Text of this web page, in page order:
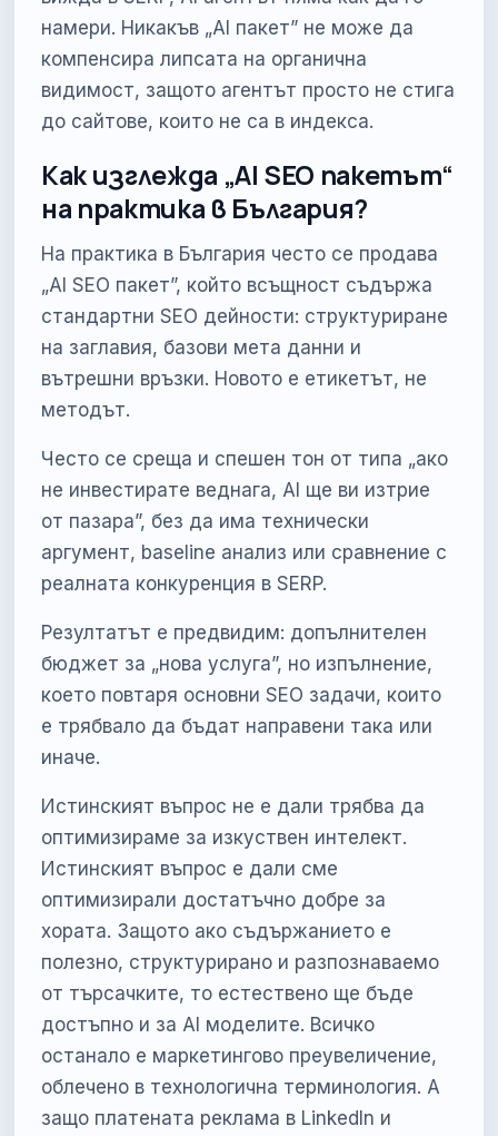
намери. Никакъв „AI пакет” не може да
компенсира липсата на органична
видимост, защото агентът просто не стига
до сайтове, които не са в индекса.
Как изглежда „AI SEO пакетът“
на практика в България?
На практика в България често се продава
„AI SEO пакет”, който всъщност съдържа
стандартни SEO дейности: структуриране
на заглавия, базови мета данни и
вътрешни връзки. Новото е етикетът, не
методът.
Често се среща и спешен тон от типа „ако
не инвестирате веднага, AI ще ви изтрие
от пазара”, без да има технически
аргумент, baseline анализ или сравнение с
реалната конкуренция в SERP.
Резултатът е предвидим: допълнителен
бюджет за „нова услуга”, но изпълнение,
което повтаря основни SEO задачи, които
е трябвало да бъдат направени така или
иначе.
Истинският въпрос не е дали трябва да
оптимизираме за изкуствен интелект.
Истинският въпрос е дали сме
оптимизирали достатъчно добре за
хората. Защото ако съдържанието е
полезно, структурирано и разпознаваемо
от търсачките, то естествено ще бъде
достъпно и за AI моделите. Всичко
останало е маркетингово преувеличение,
облечено в технологична терминология. А
защо платената реклама в LinkedIn и